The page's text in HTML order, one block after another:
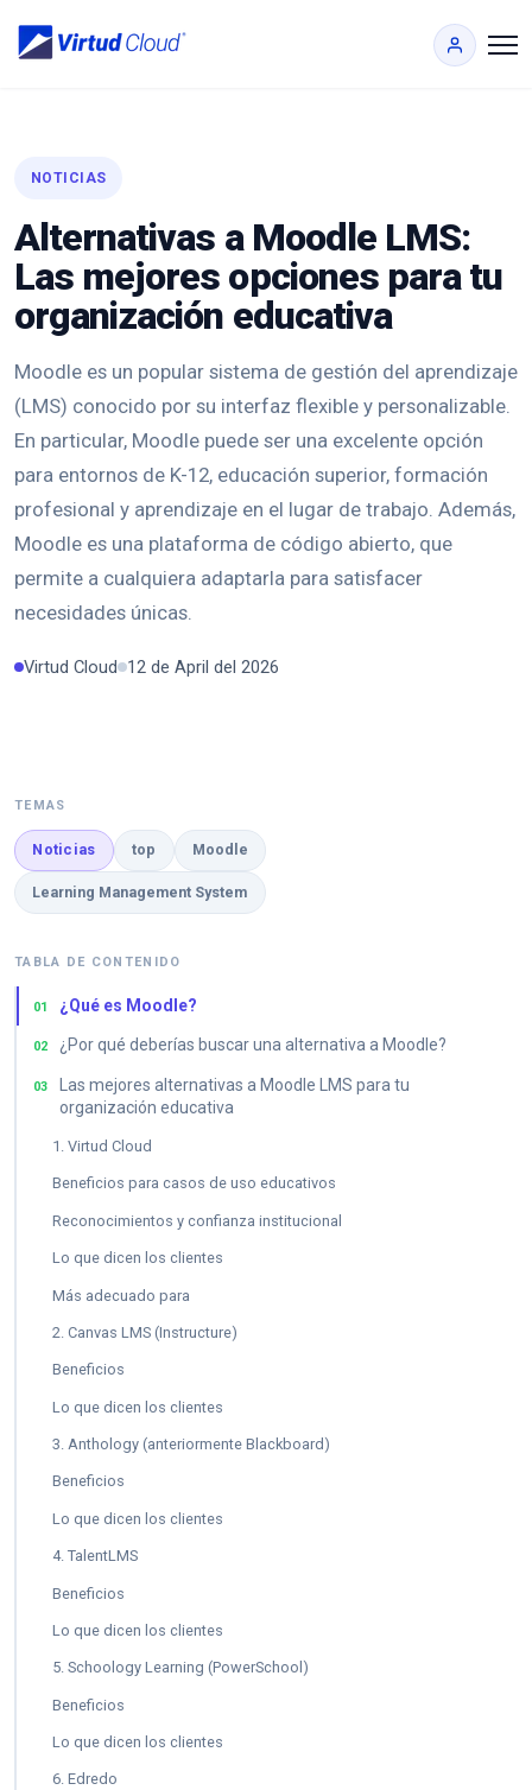
NOTICIAS
Alternativas a Moodle LMS:
Las mejores opciones para tu
organización educativa
Moodle es un popular sistema de gestión del aprendizaje
(LMS) conocido por su interfaz flexible y personalizable.
En particular, Moodle puede ser una excelente opción
para entornos de K-12, educación superior, formación
profesional y aprendizaje en el lugar de trabajo. Además,
Moodle es una plataforma de código abierto, que
permite a cualquiera adaptarla para satisfacer
necesidades únicas.
Virtud Cloud 12 de April del 2026
TEMAS
Noticias top Moodle
Learning Management System
TABLA DE CONTENIDO
01 ¿Qué es Moodle?
02 ¿Por qué deberías buscar una alternativa a Moodle?
03
Las mejores alternativas a Moodle LMS para tu
organización educativa
1. Virtud Cloud
Beneficios para casos de uso educativos
Reconocimientos y confianza institucional
Lo que dicen los clientes
Más adecuado para
2. Canvas LMS (Instructure)
Beneficios
Lo que dicen los clientes
3. Anthology (anteriormente Blackboard)
Beneficios
Lo que dicen los clientes
4. TalentLMS
Beneficios
Lo que dicen los clientes
5. Schoology Learning (PowerSchool)
Beneficios
Lo que dicen los clientes
6. Edredo